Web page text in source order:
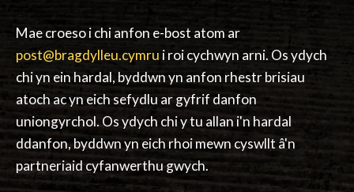
Mae croeso i chi anfon e-bost atom ar
post@bragdylleu.cymru i roi cychwyn arni. Os ydych
chi yn ein hardal, byddwn yn anfon rhestr brisiau
atoch ac yn eich sefydlu ar gyfrif danfon
uniongyrchol. Os ydych chi y tu allan i'n hardal
ddanfon, byddwn yn eich rhoi mewn cyswllt â'n
partneriaid cyfanwerthu gwych.